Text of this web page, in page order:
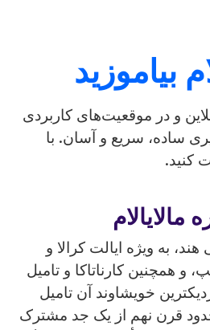
بیاموزید
و در موقعیت‌های کاربردی
ساده، سریع و آسان. با
مالایالام
به ویژه ایالت کرالا و
و همچنین کارناتاکا و تامیل
خویشاوند آن تامیل
قرن نهم از یک جد مشترک